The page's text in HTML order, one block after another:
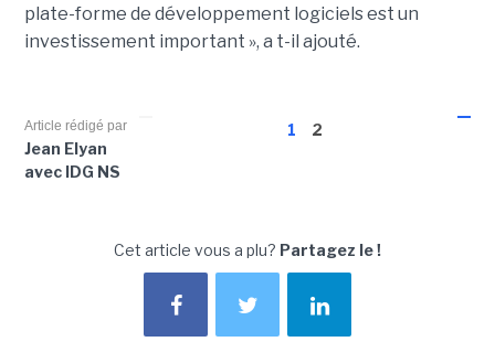
plate-forme de développement logiciels est un
investissement important », a t-il ajouté.
1 2
Article rédigé par
Jean Elyan
avec IDG NS
Cet article vous a plu? Partagez le !